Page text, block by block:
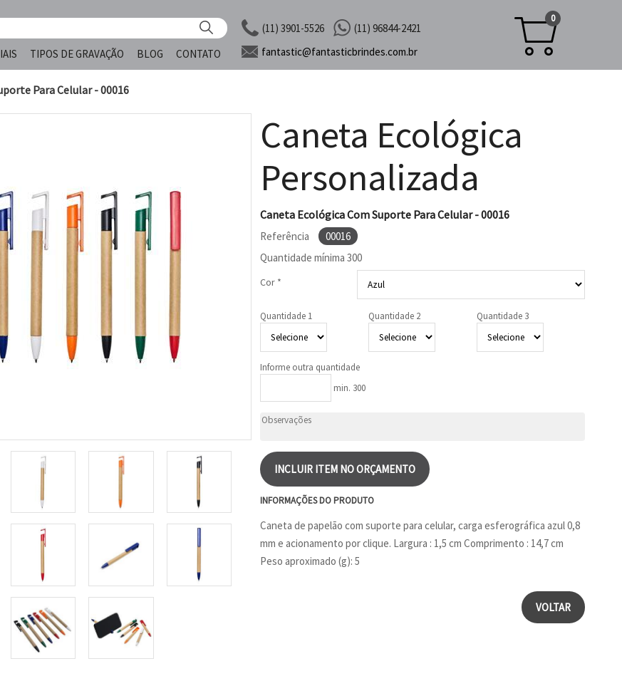
(11) 3901-5526
(11) 96844-2421
TIPOS DE GRAVAÇÃO BLOG CONTATO fantastic@fantasticbrindes.com.br
0
Para Celular - 00016
Caneta Ecológica
Personalizada
Caneta Ecológica Com Suporte Para Celular - 00016
Referência
00016
Quantidade mínima 300
Cor *
Quantidade 1 Quantidade 2 Quantidade 3
Informe outra quantidade
min. 300
INCLUIR ITEM NO ORÇAMENTO
INFORMAÇÕES DO PRODUTO
Caneta de papelão com suporte para celular, carga esferográfica azul 0,8
mm e acionamento por clique. Largura : 1,5 cm Comprimento : 14,7 cm
Peso aproximado (g): 5
VOLTAR